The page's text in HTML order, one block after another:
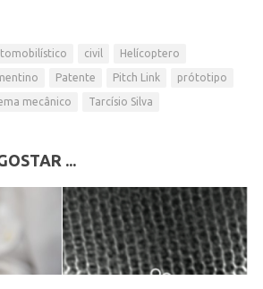
USP
Empreendedorismo
civil Helícoptero
Patente Pitch Link prótotipo
mecânico Tarcísio Silva
...